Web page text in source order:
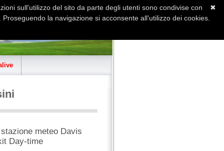
meteo Davis
Day-time
✖
sull'utilizzo del sito da parte degli utenti sono condivise con
la navigazione si acconsente all'utilizzo dei cookies.